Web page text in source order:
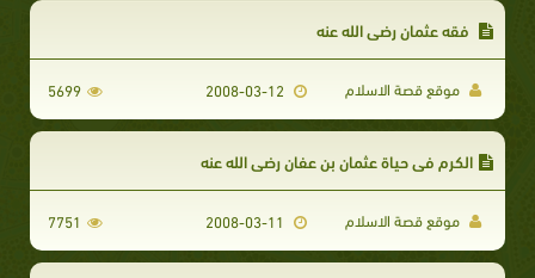
فقه عثمان رضي الله عنه
موقع قصة الاسلام 5699
الكرم في حياة عثمان بن عفان رضي الله عنه
موقع قصة الاسلام 7751